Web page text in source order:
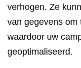
verhogen. Ze
van gegevens om
waardoor uw
geoptimaliseerd.